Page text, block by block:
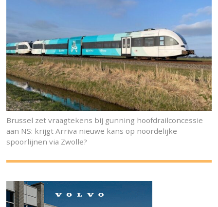
Brussel zet vraagtekens bij gunning hoofdrailconcessie
aan NS: krijgt Arriva nieuwe kans op noordelijke
spoorlijnen via Zwolle?